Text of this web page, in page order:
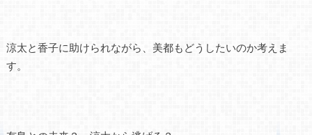
涼太と香子に助けられながら、美都もどうしたいのか考えま
す。